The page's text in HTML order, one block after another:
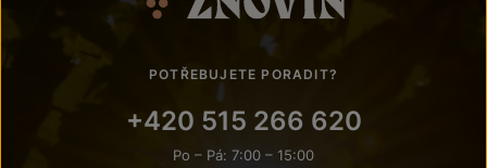
POTŘEBUJETE PORADIT?
+420 515 266 620
Po – Pá: 7:00 – 15:00